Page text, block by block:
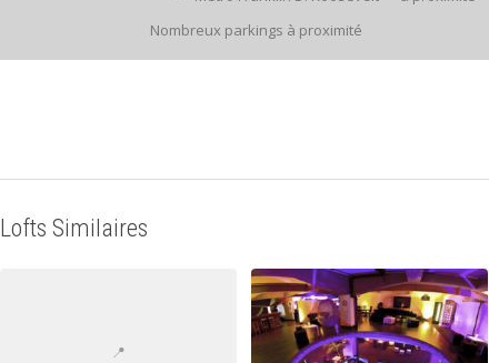
Nombreux parkings à proximité
Lofts Similaires
📍